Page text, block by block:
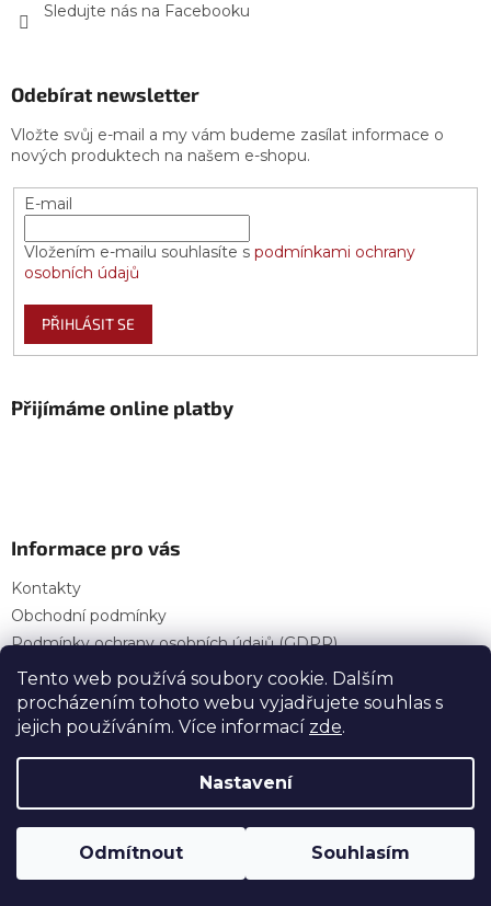
Tento web používá soubory cookie. Dalším
procházením tohoto webu vyjadřujete souhlas s
jejich používáním. Více informací zde.
Nastavení
Odmítnout Souhlasím
Sledujte nás na Facebooku
Odebírat newsletter
Vložte svůj e-mail a my vám budeme zasílat informace o
nových produktech na našem e-shopu.
E-mail
Vložením e-mailu souhlasíte s podmínkami ochrany
osobních údajů
PŘIHLÁSIT SE
Přijímáme online platby
Informace pro vás
Kontakty
Obchodní podmínky
Podmínky ochrany osobních údajů (GDPR)
Provozní doba
Copyright 2026OSP Stavebniny — E-shop | Vše
pro vaši stavbu
. Všechna práva vyhrazena.